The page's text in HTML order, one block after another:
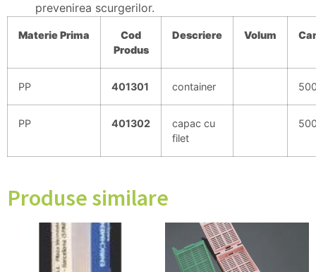
prevenirea scurgerilor.
MateriePrima
Cod
Produs
Descriere Volum
PP 401301 container
PP 401302
capac cu
filet
Produse similare